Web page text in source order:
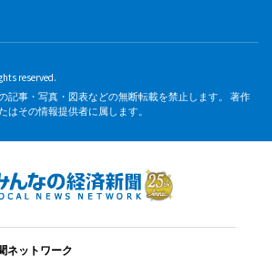
reserved.
記事・写真・図表などの無断転載を禁止します。 著作
はその情報提供者に属します。
ネットワーク